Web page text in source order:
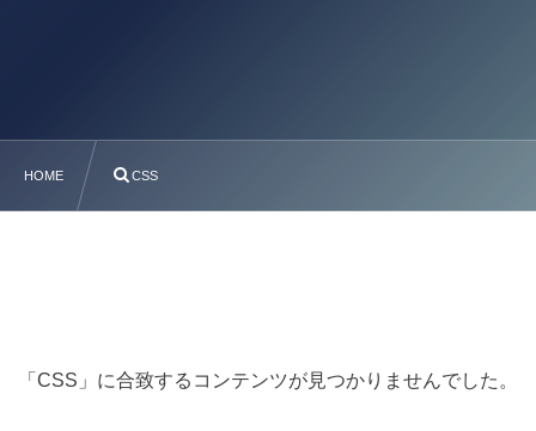
HOME CSS
「CSS」に合致するコンテンツが見つかりませんでした。